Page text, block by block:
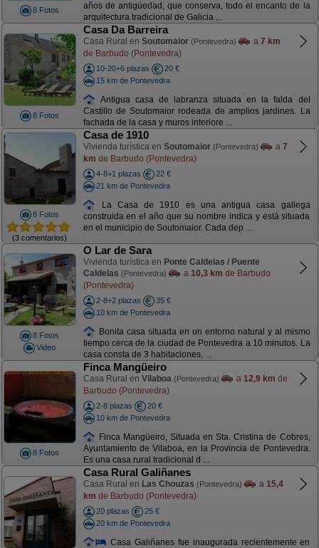
8 Fotos
años de antigüedad, que conserva, todo el encanto de la
arquitectura tradicional de Galicia ...
8 Fotos
Casa Da Barreira
Casa Rural en Soutomaior (Pontevedra) a 7 km
de Barbudo (Pontevedra)
10-20+6 plazas
20 €
15 km de Pontevedra
Antigua casa de labranza situada en la falda del
Castillo de Soutomaior rodeada de amplios jardines. La
fachada de la casa y muros interiore ...
8 Fotos
(3 comentarios)
Casa de 1910
Vivienda turística en Soutomaior (Pontevedra) a 7
km de Barbudo (Pontevedra)
4-8+1 plazas
22 €
21 km de Pontevedra
La Casa de 1910 es una antigua casa gallega
construida en el año que su nombre indica y está situada
en el municipio de Soutomaior. Cada dep ...
8 Fotos
Video
O Lar de Sara
Vivienda turística en Ponte Caldelas / Puente
Caldelas (Pontevedra) a 10,3 km de Barbudo
(Pontevedra)
2-8+2 plazas
35 €
10 km de Pontevedra
Bonita casa situada en un entorno natural y al mismo
tiempo cerca de la ciudad de Pontevedra a 10 minutos. La
casa consta de 3 habitaciones, ...
8 Fotos
Finca Mangüeiro
Casa Rural en Vilaboa (Pontevedra) a 12,9 km de
Barbudo (Pontevedra)
2-8 plazas
20 €
10 km de Pontevedra
Finca Mangüeiro, Situada en Sta. Cristina de Cobres,
Ayuntamiento de Vilaboa, en la Provincia de Pontevedra.
Es una casa rural tradicional d ...
Casa Rural Galiñanes
Casa Rural en Las Chouzas (Pontevedra) a 15,4
km de Barbudo (Pontevedra)
20 plazas
25 €
20 km de Pontevedra
Casa Galiñanes fue inaugurada recientemente en